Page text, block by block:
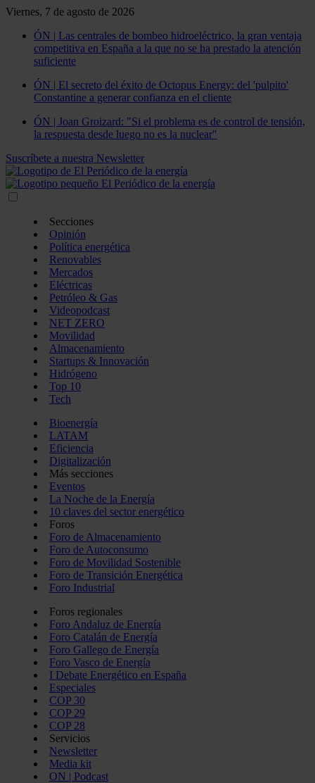
Viernes, 7 de agosto de 2026
ÓN | Las centrales de bombeo hidroeléctrico, la gran ventaja
competitiva en España a la que no se ha prestado la atención
suficiente
ÓN | El secreto del éxito de Octopus Energy: del 'pulpito'
Constantine a generar confianza en el cliente
ÓN | Joan Groizard: "Si el problema es de control de tensión,
la respuesta desde luego no es la nuclear"
Suscríbete a nuestra Newsletter
Secciones
Opinión
Política energética
Renovables
Mercados
Eléctricas
Petróleo & Gas
Videopodcast
NET ZERO
Movilidad
Almacenamiento
Startups & Innovación
Hidrógeno
Top 10
Tech
Bioenergía
LATAM
Eficiencia
Digitalización
Más secciones
Eventos
La Noche de la Energía
10 claves del sector energético
Foros
Foro de Almacenamiento
Foro de Autoconsumo
Foro de Movilidad Sostenible
Foro de Transición Energética
Foro Industrial
Foros regionales
Foro Andaluz de Energía
Foro Catalán de Energía
Foro Gallego de Energía
Foro Vasco de Energía
I Debate Energético en España
Especiales
COP 30
COP 29
COP 28
Servicios
Newsletter
Media kit
ON | Podcast